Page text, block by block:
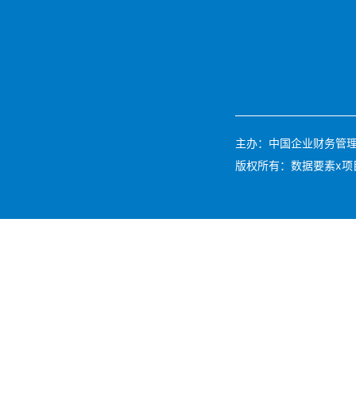
主办：中国企业财务
版权所有：数据要素x